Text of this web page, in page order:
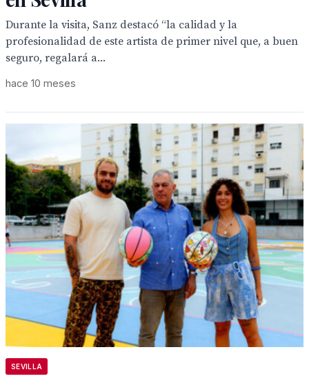
Durante la visita, Sanz destacó “la calidad y la
profesionalidad de este artista de primer nivel que, a buen
seguro, regalará a...
hace 10 meses
SEVILLA